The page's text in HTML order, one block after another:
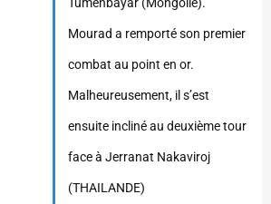
Tumenbayar (Mongolie).
Mourad a remporté son premier
combat au point en or.
Malheureusement, il s’est
ensuite incliné au deuxième tour
face à Jerranat Nakaviroj
(THAILANDE)